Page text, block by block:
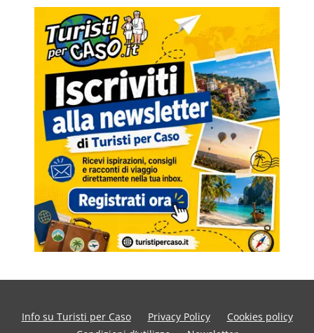
Info su Turisti per Caso Privacy Policy
Cookies policy